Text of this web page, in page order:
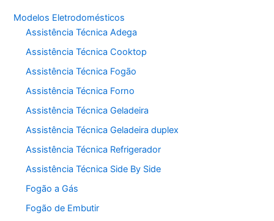
Modelos Eletrodomésticos
Assistência Técnica Adega
Assistência Técnica Cooktop
Assistência Técnica Fogão
Assistência Técnica Forno
Assistência Técnica Geladeira
Assistência Técnica Geladeira duplex
Assistência Técnica Refrigerador
Assistência Técnica Side By Side
Fogão a Gás
Fogão de Embutir